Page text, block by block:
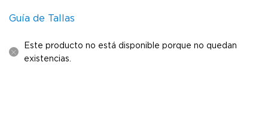
Guía de Tallas
Este producto no está disponible porque no quedan
existencias.